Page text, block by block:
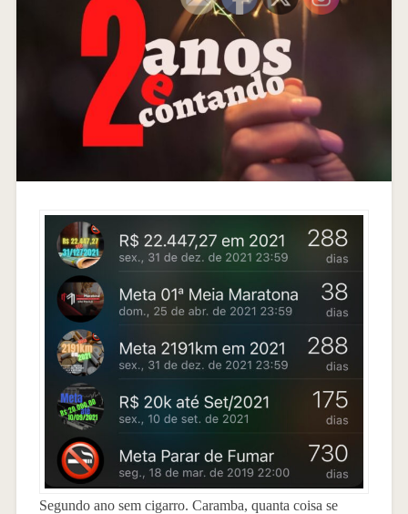
Segundo ano sem cigarro. Caramba, quanta coisa se